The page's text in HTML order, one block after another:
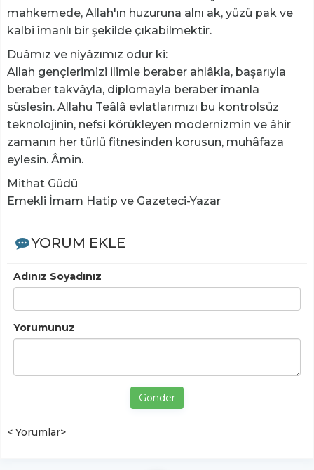
mahkemede, Allah'ın huzuruna alnı ak, yüzü pak ve
kalbi îmanlı bir şekilde çıkabilmektir.
Duâmız ve niyâzımız odur ki:
Allah gençlerimizi ilimle beraber ahlâkla, başarıyla
beraber takvâyla, diplomayla beraber îmanla
süslesin. Allahu Teâlâ evlatlarımızı bu kontrolsüz
teknolojinin, nefsi körükleyen modernizmin ve âhir
zamanın her türlü fitnesinden korusun, muhâfaza
eylesin. Âmin.
Mithat Güdü
Emekli İmam Hatip ve Gazeteci-Yazar
YORUM EKLE
Adınız Soyadınız
Yorumunuz
Gönder
< Yorumlar>